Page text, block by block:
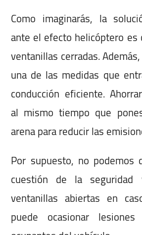
Como imaginarás, la
ante el efecto helicóptero es
ventanillas cerradas.
una de las medidas que
conducción eficiente.
al mismo tiempo que
arena para reducir las
Por supuesto, no podemos
cuestión de la seguridad
ventanillas abiertas en
puede ocasionar